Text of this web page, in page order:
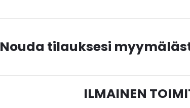
Nouda tilauksesi
ILMAINEN